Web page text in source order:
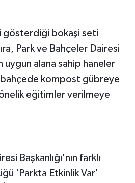
gösterdiği bokaşi seti
Park ve Bahçeler Dairesi
uygun alana sahip haneler
bahçede kompost gübreye
eğitimler verilmeye
Başkanlığı'nın farklı
'Parkta Etkinlik Var'